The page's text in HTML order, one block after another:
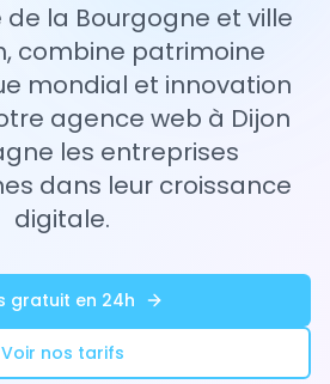
de la Bourgogne et ville
combine patrimoine
mondial et innovation
agence web à Dijon
les entreprises
dans leur croissance
digitale.
gratuit en 24h
Voir nos tarifs